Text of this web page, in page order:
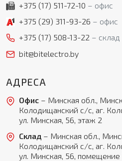
+375 (17) 511-72-10
офис
+375 (29) 311-93-26
офис
+375 (17) 508-13-22
склад
bit@bitelectro.by
АДРЕСА
Офис– Минская обл.,
Колодищанский с/с, аг.
ул. Минская, 56, этаж 2
Склад– Минская обл.,
Колодищанский с/с, аг.
ул. Минская, 56, помещение
Я даю свое согласие на
Политикой обработки
* — поля, обязательные для
Перезвоните мне
Согласен(-на) на получение
персональных данных в
* — поля, обязательные для